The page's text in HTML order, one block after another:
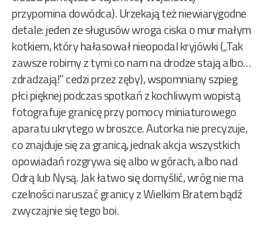
przypomina dowódca). Urzekają też niewiarygodne
detale: jeden ze sługusów wroga ciska o mur małym
kotkiem, który hałasował nieopodal kryjówki („Tak
zawsze robimy z tymi co nam na drodze stają albo…
zdradzają!” cedzi przez zęby), wspomniany szpieg
płci pięknej podczas spotkań z kochliwym wopistą
fotografuje granicę przy pomocy miniaturowego
aparatu ukrytego w broszce. Autorka nie precyzuje,
co znajduje się za granicą, jednak akcja wszystkich
opowiadań rozgrywa się albo w górach, albo nad
Odrą lub Nysą. Jak łatwo się domyślić, wróg nie ma
czelności naruszać granicy z Wielkim Bratem bądź
zwyczajnie się tego boi.